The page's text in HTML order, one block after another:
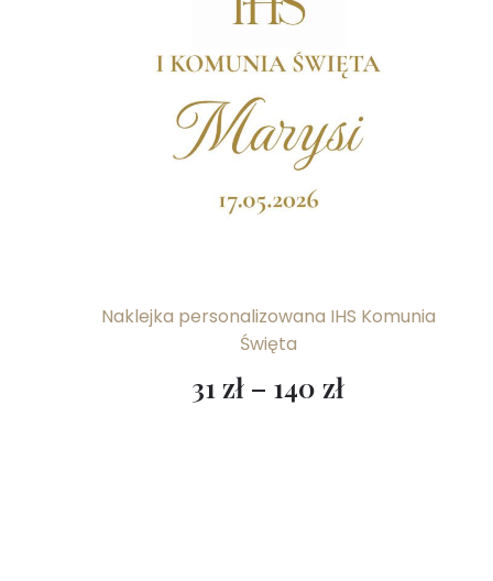
Naklejka personalizowana IHS Komunia
Święta
31 zł – 140 zł